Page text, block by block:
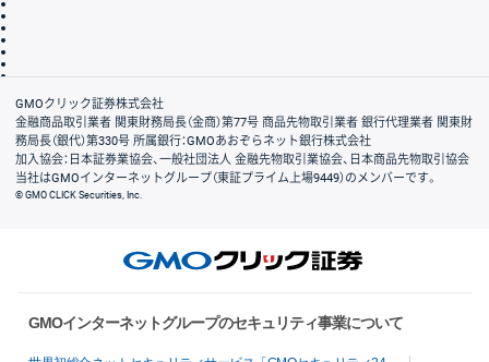
会社案内
GMOクリック証券株式会社
金融商品取引業者 関東財務局長（金商）第77号 商品先物取引業者 銀行代理業者 関東財
務局長（銀代）第330号 所属銀行：GMOあおぞらネット銀行株式会社
加入協会：日本証券業協会、一般社団法人 金融先物取引業協会、日本商品先物取引協会
当社はGMOインターネットグループ（東証プライム上場9449）のメンバーです。
© GMO CLICK Securities, Inc.
GMOインターネットグループのセキュリティ事業について